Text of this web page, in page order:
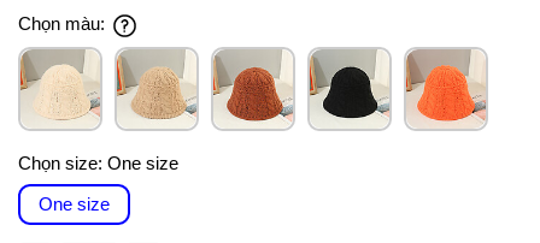
Chọn màu:
Chọn size: One size
One size